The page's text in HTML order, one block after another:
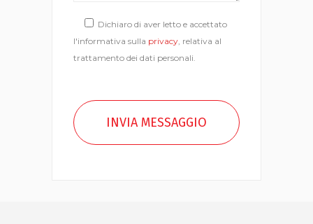
Dichiaro di aver letto e accettato
l'informativa sulla privacy, relativa al
trattamento dei dati personali.